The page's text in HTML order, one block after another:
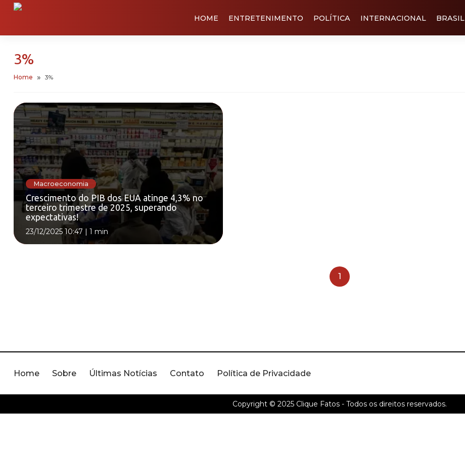
HOME ENTRETENIMENTO POLÍTICA INTERNACIONAL BRASIL
3%
Home 3%
Macroeconomia
Crescimento do PIB dos EUA atinge 4,3% no
terceiro trimestre de 2025, superando
expectativas!
23/12/2025 10:47 | 1 min
1
Home Sobre Últimas Notícias Contato Política de Privacidade
Copyright © 2025 Clique Fatos - Todos os direitos reservados.